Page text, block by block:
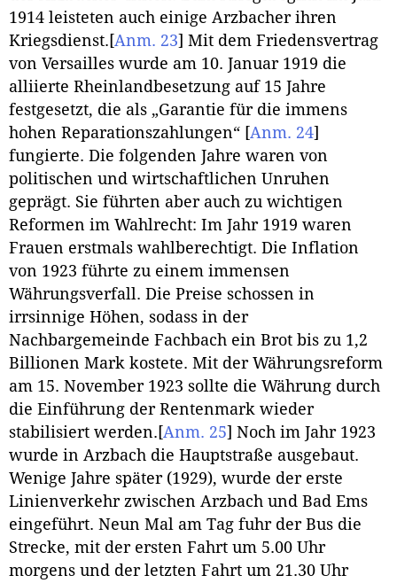
1914 leisteten auch einige Arzbacher ihren
Kriegsdienst. [Anm. 23] Mit dem Friedensvertrag
von Versailles wurde am 10. Januar 1919 die
alliierte Rheinlandbesetzung auf 15 Jahre
festgesetzt, die als „Garantie für die immens
hohen Reparationszahlungen“ [Anm. 24]
fungierte. Die folgenden Jahre waren von
politischen und wirtschaftlichen Unruhen
geprägt. Sie führten aber auch zu wichtigen
Reformen im Wahlrecht: Im Jahr 1919 waren
Frauen erstmals wahlberechtigt. Die Inflation
von 1923 führte zu einem immensen
Währungsverfall. Die Preise schossen in
irrsinnige Höhen, sodass in der
Nachbargemeinde Fachbach ein Brot bis zu 1,2
Billionen Mark kostete. Mit der Währungsreform
am 15. November 1923 sollte die Währung durch
die Einführung der Rentenmark wieder
stabilisiert werden. [Anm. 25] Noch im Jahr 1923
wurde in Arzbach die Hauptstraße ausgebaut.
Wenige Jahre später (1929), wurde der erste
Linienverkehr zwischen Arzbach und Bad Ems
eingeführt. Neun Mal am Tag fuhr der Bus die
Strecke, mit der ersten Fahrt um 5.00 Uhr
morgens und der letzten Fahrt um 21.30 Uhr